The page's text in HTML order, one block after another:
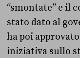
“smontate” e il
stato dato al
ha poi
iniziativa sullo